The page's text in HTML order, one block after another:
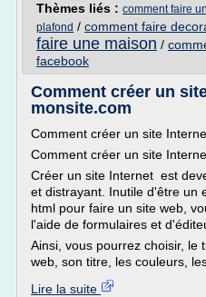
Thèmes liés : comment faire
plafond / comment faire
faire une maison /
facebook
Comment créer un
monsite.com
Comment créer un site
Comment créer un site
Créer un site Internet est
et distrayant. Inutile d'être un
html pour faire un site web,
l'aide de formulaires et
Ainsi, vous pourrez choisir, le
web, son titre, les couleurs, les
Lire la suite